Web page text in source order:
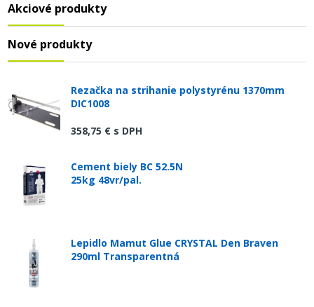
Akciové produkty
Nové produkty
Rezačka na strihanie polystyrénu 1370mm
DIC1008
358,75 € s DPH
Cement biely BC 52.5N
25kg 48vr/pal.
Lepidlo Mamut Glue CRYSTAL Den Braven
290ml Transparentná